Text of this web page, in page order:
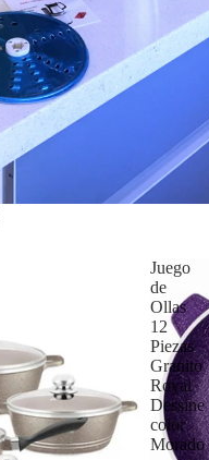
Juego
de
Ollas
12
Piezas
Granito
Royal
Dessine
color
Morado